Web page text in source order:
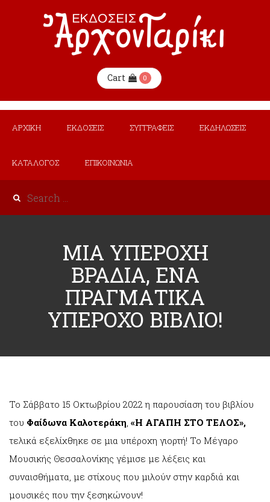
Cart 0
ΑΡΧΙΚΗ ΕΚΔΟΣΕΙΣ ΣΥΓΓΡΑΦΕΙΣ ΕΚΔΗΛΩΣΕΙΣ
ΚΑΤΑΛΟΓΟΣ ΕΠΙΚΟΙΝΩΝΙΑ
ΜΙΑ ΥΠΕΡΟΧΗ
ΒΡΑΔΙΑ, ΕΝΑ
ΠΡΑΓΜΑΤΙΚΑ
ΥΠΕΡΟΧΟ ΒΙΒΛΙΟ!
Το Σάββατο 15 Οκτωβρίου 2022 η παρουσίαση του βιβλίου
του Φαίδωνα Καλοτεράκη, «Η ΑΓΑΠΗ ΣΤΟ ΤΕΛΟΣ»,
τελικά εξελίχθηκε σε μια υπέροχη γιορτή! Το Μέγαρο
Μουσικής Θεσσαλονίκης γέμισε με λέξεις και
συναισθήματα, με στίχους που μιλούν στην καρδιά και
μουσικές που την ξεσηκώνουν!